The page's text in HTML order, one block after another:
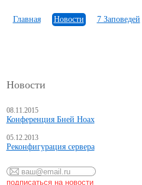
Главная Новости 7 Заповедей
Новости
08.11.2015
Конференция Бней Ноах
05.12.2013
Реконфигурация сервера